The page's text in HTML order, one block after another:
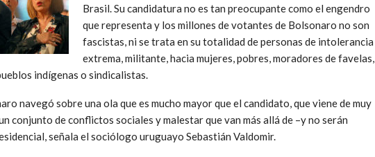
Brasil. Su candidatura no es tan preocupante como el engendro
que representa y los millones de votantes de Bolsonaro no son
fascistas, ni se trata en su totalidad de personas de intolerancia
extrema, militante, hacia mujeres, pobres, moradores de favelas,
indígenas o sindicalistas.
navegó sobre una ola que es mucho mayor que el candidato, que viene de muy
conjunto de conflictos sociales y malestar que van más allá de –y no serán
señala el sociólogo uruguayo Sebastián Valdomir.